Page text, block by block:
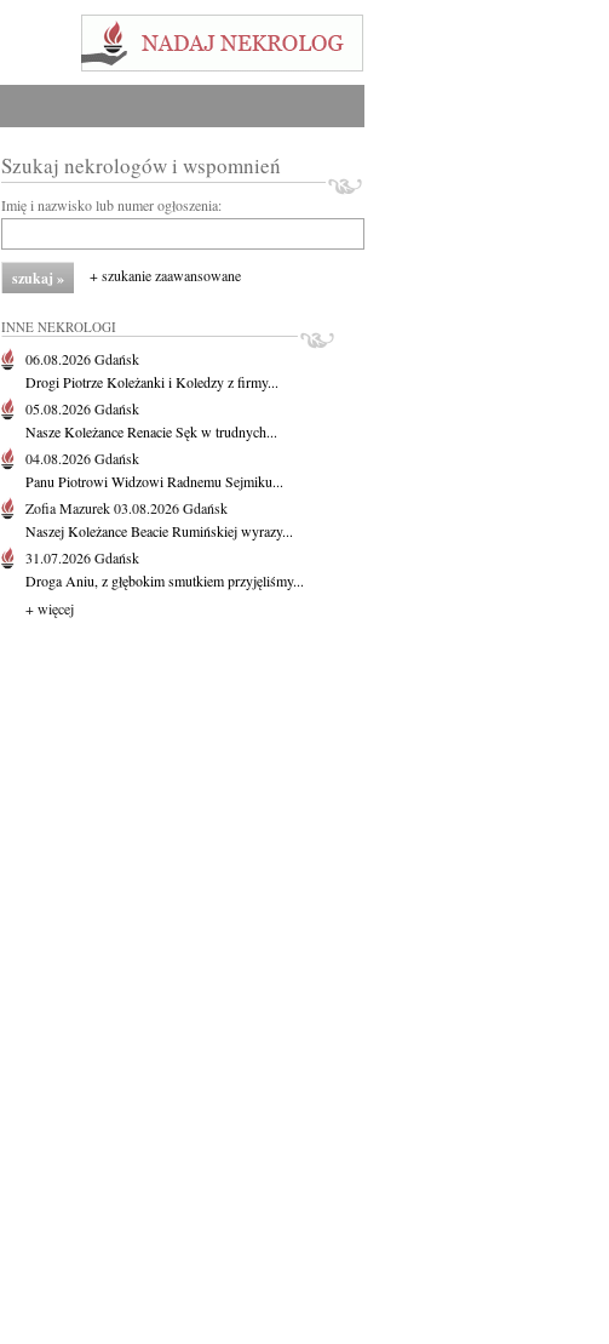
Szukaj nekrologów i wspomnień
Imię i nazwisko lub numer ogłoszenia:
+ szukanie zaawansowane
INNE NEKROLOGI
06.08.2026Gdańsk
Drogi Piotrze Koleżanki i Koledzy z firmy...
05.08.2026Gdańsk
Nasze Koleżance Renacie Sęk w trudnych...
04.08.2026Gdańsk
Panu Piotrowi Widzowi Radnemu Sejmiku...
Zofia Mazurek03.08.2026Gdańsk
Naszej Koleżance Beacie Rumińskiej wyrazy...
31.07.2026Gdańsk
Droga Aniu, z głębokim smutkiem przyjęliśmy...
+ więcej